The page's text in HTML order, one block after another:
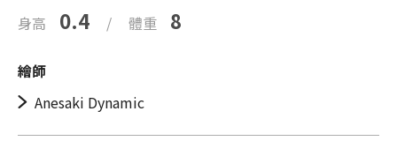
身高 0.4 / 體重 8
繪師
Anesaki Dynamic